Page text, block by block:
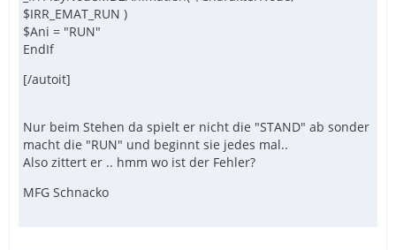
$IRR_EMAT_RUN )
$Ani = "RUN"
EndIf
[/autoit]
Nur beim Stehen da spielt er nicht die "STAND" ab sonder
macht die "RUN" und beginnt sie jedes mal..
Also zittert er .. hmm wo ist der Fehler?
MFG Schnacko